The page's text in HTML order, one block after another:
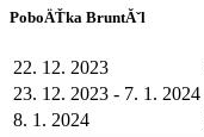
PoboÄŤka BruntĂˇl
22. 12. 2023
23. 12. 2023 - 7. 1. 2024
8. 1. 2024